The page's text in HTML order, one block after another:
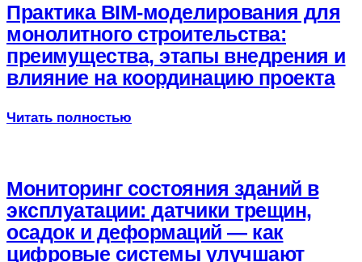
Практика BIM-моделирования для
монолитного строительства:
преимущества, этапы внедрения и
влияние на координацию проекта
Читать полностью
Мониторинг состояния зданий в
эксплуатации: датчики трещин,
осадок и деформаций — как
цифровые системы улучшают